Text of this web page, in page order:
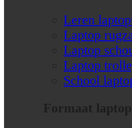
Leren
Laptop
Laptop
Laptop
School
Formaat